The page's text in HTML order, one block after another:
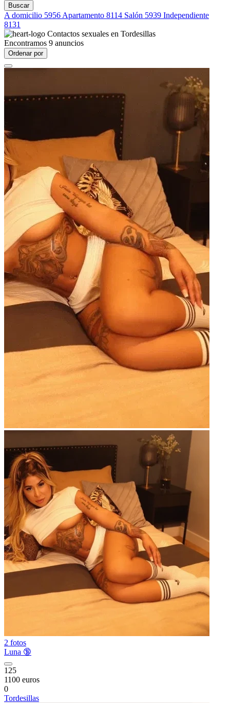
Buscar
A domicilio 5956 Apartamento 8114 Salón 5939 Independiente
8131
Contactos sexuales en Tordesillas
Encontramos 9 anuncios
Ordenar por
2 fotos
Luna 🔞
125
1100 euros
0
Tordesillas